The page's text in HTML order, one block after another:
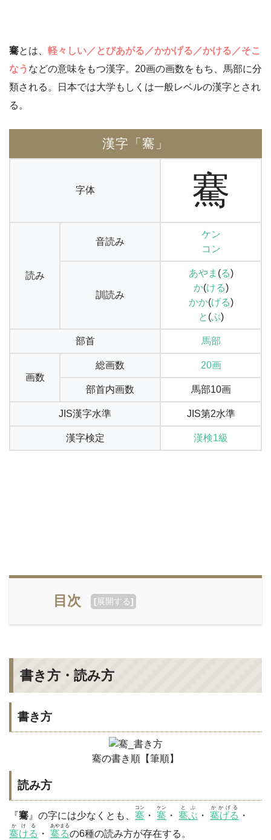
騫とは、 軽々しい／とびあがる／かかげる／かける／そこ
なう などの意味をもつ漢字。20画の画数をもち、馬部に分
類される。日本では大学もしくは一般レベルの漢字とされ
る。
漢字「騫」
字体 騫
読み
音読み
ケン
コン
訓読み
あやま (る)
か(ける)
かか(げる)
と (ぶ)
部首 馬部
画数
総画数 20画
部首内画数 馬部10画
JIS漢字水準 JIS第2水準
漢字検定 漢検1級
目次 [展開する]
書き方・読み方
書き方
騫の書き順【筆順】
読み方
『騫』の字には少なくとも、 騫
コン
・ 騫
ケン
・ 騫ぶ
とぶ
・ 騫げる
かかげる
・
騫ける
かける
・ 騫る
あやまる
の6種の読み方が存在する。